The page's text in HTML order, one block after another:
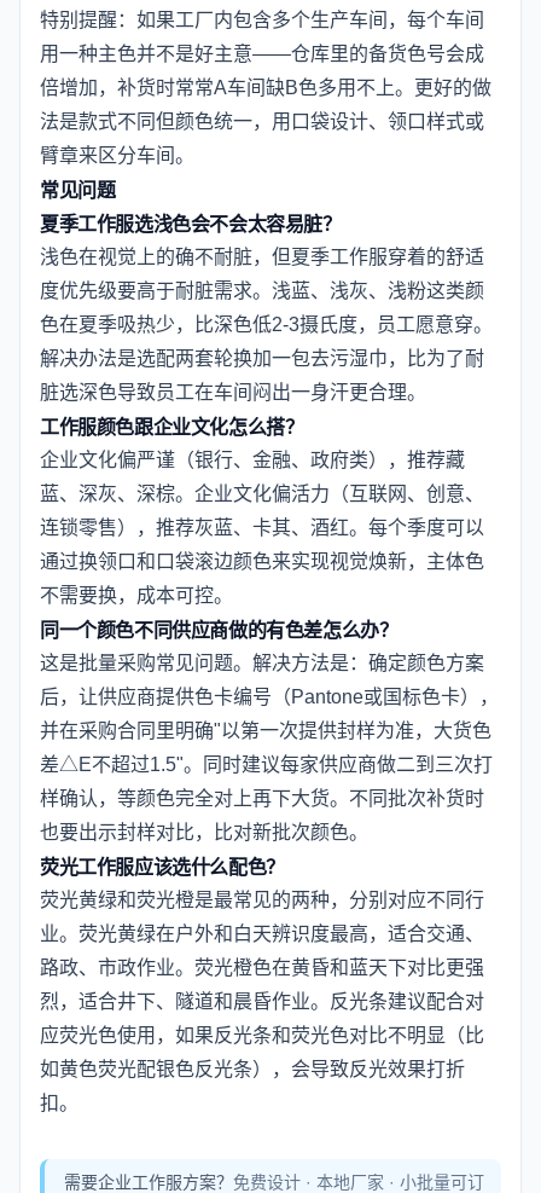
特别提醒：如果工厂内包含多个生产车间，每个车间
用一种主色并不是好主意——仓库里的备货色号会成
倍增加，补货时常常A车间缺B色多用不上。更好的做
法是款式不同但颜色统一，用口袋设计、领口样式或
臂章来区分车间。
常见问题
夏季工作服选浅色会不会太容易脏？
浅色在视觉上的确不耐脏，但夏季工作服穿着的舒适
度优先级要高于耐脏需求。浅蓝、浅灰、浅粉这类颜
色在夏季吸热少，比深色低2-3摄氏度，员工愿意穿。
解决办法是选配两套轮换加一包去污湿巾，比为了耐
脏选深色导致员工在车间闷出一身汗更合理。
工作服颜色跟企业文化怎么搭？
企业文化偏严谨（银行、金融、政府类），推荐藏
蓝、深灰、深棕。企业文化偏活力（互联网、创意、
连锁零售），推荐灰蓝、卡其、酒红。每个季度可以
通过换领口和口袋滚边颜色来实现视觉焕新，主体色
不需要换，成本可控。
同一个颜色不同供应商做的有色差怎么办？
这是批量采购常见问题。解决方法是：确定颜色方案
后，让供应商提供色卡编号（Pantone或国标色卡），
并在采购合同里明确"以第一次提供封样为准，大货色
差△E不超过1.5"。同时建议每家供应商做二到三次打
样确认，等颜色完全对上再下大货。不同批次补货时
也要出示封样对比，比对新批次颜色。
荧光工作服应该选什么配色？
荧光黄绿和荧光橙是最常见的两种，分别对应不同行
业。荧光黄绿在户外和白天辨识度最高，适合交通、
路政、市政作业。荧光橙色在黄昏和蓝天下对比更强
烈，适合井下、隧道和晨昏作业。反光条建议配合对
应荧光色使用，如果反光条和荧光色对比不明显（比
如黄色荧光配银色反光条），会导致反光效果打折
扣。
需要企业工作服方案？ 免费设计 · 本地厂家 · 小批量可订